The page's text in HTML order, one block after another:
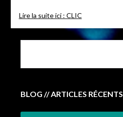
Lire la suite ici : CLIC
BLOG // ARTICLES RÉCENTS